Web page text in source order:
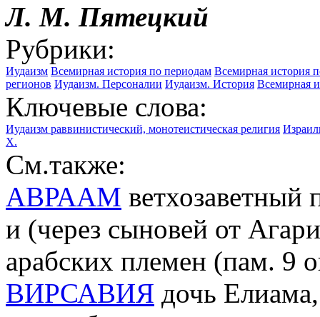
Л. М. Пятецкий
Рубрики:
Иудаизм Всемирная история по периодам Всемирная история
регионов Иудаизм. Персоналии Иудаизм. История Всемирная
Ключевые слова:
Иудаизм раввинистический, монотеистическая религия
Х.
См.также:
АВРААМ ветхозаветный
и (через сыновей от
арабских племен (пам. 9
ВИРСАВИЯ дочь